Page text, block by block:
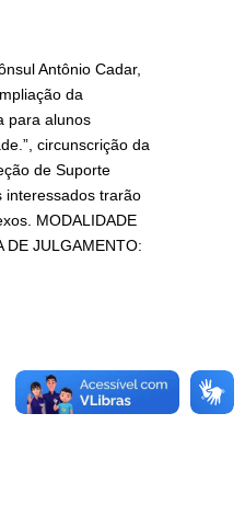
Antônio Cadar,
da
para alunos
circunscrição da
de Suporte
interessados trarão
MODALIDADE
DE JULGAMENTO: